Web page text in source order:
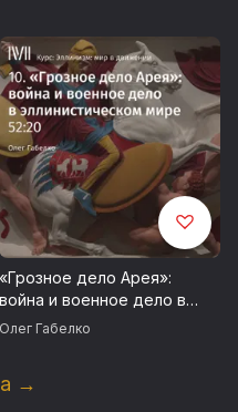
«Грозное дело Арея»:
война и военное дело в
эллинистическом мире
Олег Габелко
→